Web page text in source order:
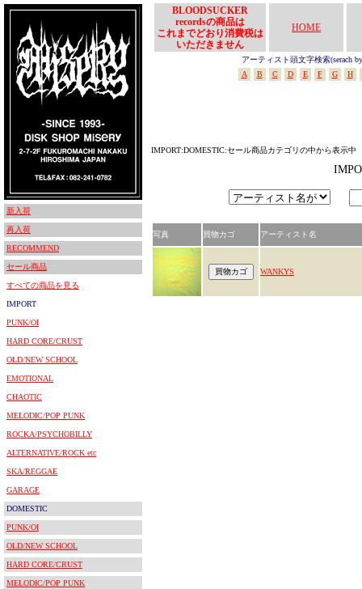
新入荷
再入荷
RECOMMEND
セール商品
すべての商品を見る
IMPORT
PUNK/OI
HARD CORE/CRUST
OLD/NEW SCHOOL
EMOTIONAL
CHAOTIC
MELODIC/POP PUNK
ROCKA/PSYCHOBILLY
ALTERNATIVE/ROCK etc
SKA/REGGAE
GARAGE
DOMESTIC
PUNK/OI
OLD/NEW SCHOOL
HARD CORE/CRUST
MELODIC/POP PUNK
BLOODSUCKER
recordsの商品は
これまでどおり消費税は
いただきません
HOME
アーティスト頭文字検索(serach
A
B C D E F G H
IMPORT:DOMESTIC:セール商品カテゴリの中から表示中
写真 買物カゴ アーティスト名
WANKYS